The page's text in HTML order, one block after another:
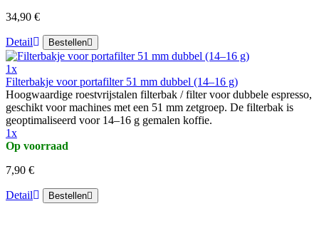
34,90 €
Detail Bestellen
1x
Filterbakje voor portafilter 51 mm dubbel (14–16 g)
Hoogwaardige roestvrijstalen filterbak / filter voor dubbele espresso,
geschikt voor machines met een 51 mm zetgroep. De filterbak is
geoptimaliseerd voor 14–16 g gemalen koffie.
1x
Op voorraad
7,90 €
Detail Bestellen